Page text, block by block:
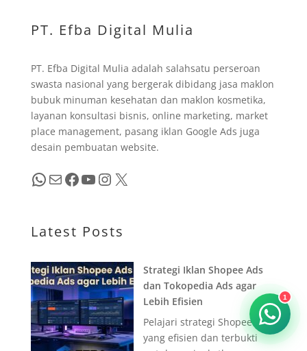
PT. Efba Digital Mulia
PT. Efba Digital Mulia adalah salahsatu perseroan
swasta nasional yang bergerak dibidang jasa maklon
bubuk minuman kesehatan dan maklon kosmetika,
layanan konsultasi bisnis, online marketing, market
place management, pasang iklan Google Ads juga
desain pembuatan website.
WhatsApp Mail Facebook YouTube InstagramX
Latest Posts
Strategi Iklan Shopee Ads
dan Tokopedia Ads agar
Lebih Efisien
Pelajari strategi Shopee Ads
yang efisien dan terbukti
1